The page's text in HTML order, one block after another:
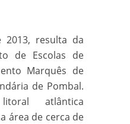
2013, resulta da
de Escolas de
Marquês de
de Pombal.
atlântica
área de cerca de